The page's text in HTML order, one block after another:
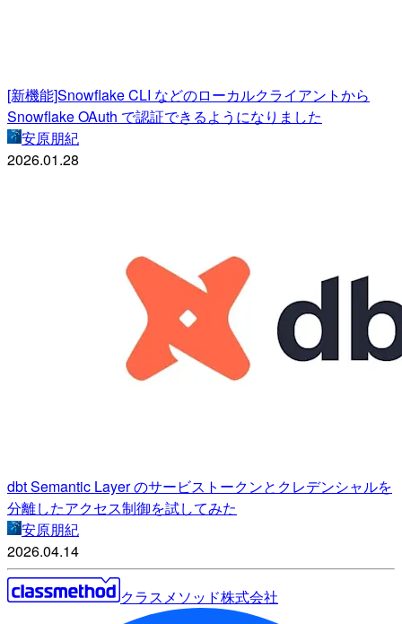
[新機能]Snowflake CLI などのローカルクライアントから
Snowflake OAuth で認証できるようになりました
安原朋紀
2026.01.28
dbt Semantic Layer のサービストークンとクレデンシャルを
分離したアクセス制御を試してみた
安原朋紀
2026.04.14
クラスメソッド株式会社